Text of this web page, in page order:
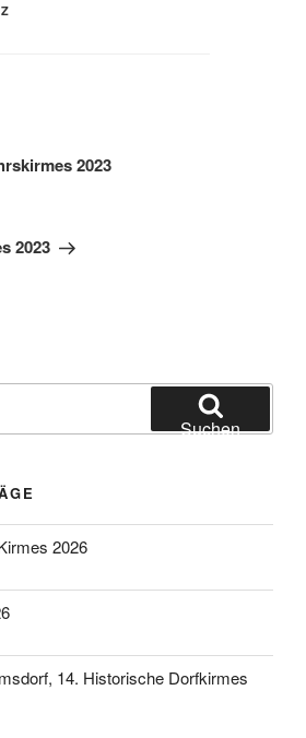
2023
2023
Suchen
2026
14. Historische Dorfkirmes